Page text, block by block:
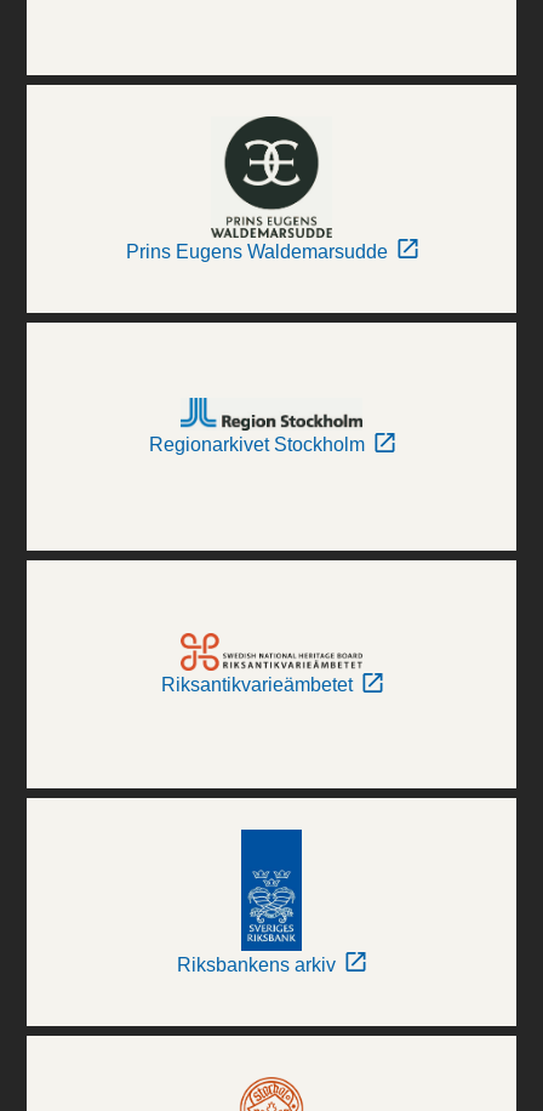
Prins Eugens Waldemarsudde
Regionarkivet Stockholm
Riksantikvarieämbetet
Riksbankens arkiv